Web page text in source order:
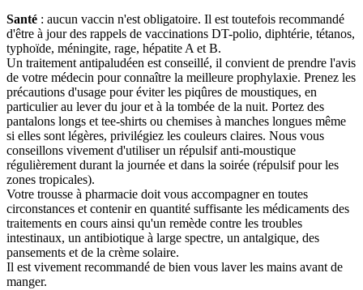
Santé : aucun vaccin n'est obligatoire. Il est toutefois recommandé
d'être à jour des rappels de vaccinations DT-polio, diphtérie, tétanos,
typhoïde, méningite, rage, hépatite A et B.
Un traitement antipaludéen est conseillé, il convient de prendre l'avis
de votre médecin pour connaître la meilleure prophylaxie. Prenez les
précautions d'usage pour éviter les piqûres de moustiques, en
particulier au lever du jour et à la tombée de la nuit. Portez des
pantalons longs et tee-shirts ou chemises à manches longues même
si elles sont légères, privilégiez les couleurs claires. Nous vous
conseillons vivement d'utiliser un répulsif anti-moustique
régulièrement durant la journée et dans la soirée (répulsif pour les
zones tropicales).
Votre trousse à pharmacie doit vous accompagner en toutes
circonstances et contenir en quantité suffisante les médicaments des
traitements en cours ainsi qu'un remède contre les troubles
intestinaux, un antibiotique à large spectre, un antalgique, des
pansements et de la crème solaire.
Il est vivement recommandé de bien vous laver les mains avant de
manger.